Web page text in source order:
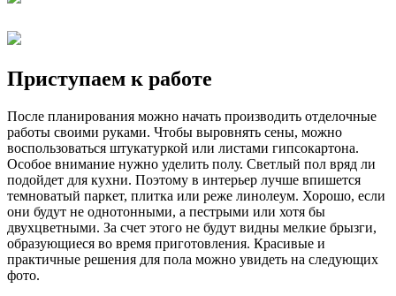
Приступаем к работе
После планирования можно начать производить отделочные
работы своими руками. Чтобы выровнять сены, можно
воспользоваться штукатуркой или листами гипсокартона.
Особое внимание нужно уделить полу. Светлый пол вряд ли
подойдет для кухни. Поэтому в интерьер лучше впишется
темноватый паркет, плитка или реже линолеум. Хорошо, если
они будут не однотонными, а пестрыми или хотя бы
двухцветными. За счет этого не будут видны мелкие брызги,
образующиеся во время приготовления. Красивые и
практичные решения для пола можно увидеть на следующих
фото.